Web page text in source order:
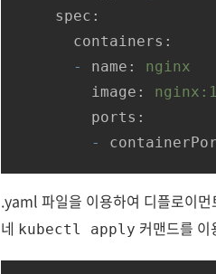
spec:
containers:
-
name:
nginx
image:
ports:
-
.yaml 파일을 이용하여 디플로이
네 kubectl apply 커맨드를